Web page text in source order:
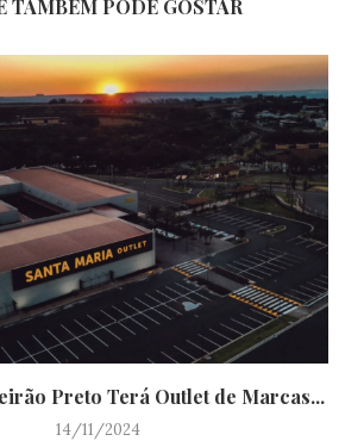
TAMBÉM PODE GOSTAR
Preto Terá Outlet de Marcas...
14/11/2024